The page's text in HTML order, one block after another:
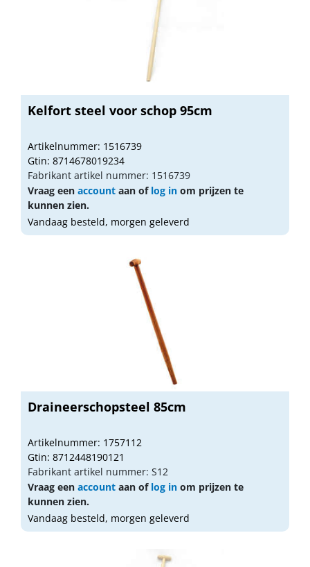
Kelfort steel voor schop 95cm
Artikelnummer: 1516739
Gtin: 8714678019234
Fabrikant artikel nummer: 1516739
Vraag een account aan of log in om prijzen te
kunnen zien.
Vandaag besteld, morgen geleverd
Draineerschopsteel 85cm
Artikelnummer: 1757112
Gtin: 8712448190121
Fabrikant artikel nummer: S12
Vraag een account aan of log in om prijzen te
kunnen zien.
Vandaag besteld, morgen geleverd